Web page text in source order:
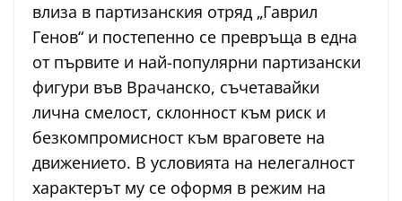
влиза в партизанския отряд „Гаврил
Генов“ и постепенно се превръща в една
от първите и най-популярни партизански
фигури във Врачанско, съчетавайки
лична смелост, склонност към риск и
безкомпромисност към враговете на
движението. В условията на нелегалност
характерът му се оформя в режим на